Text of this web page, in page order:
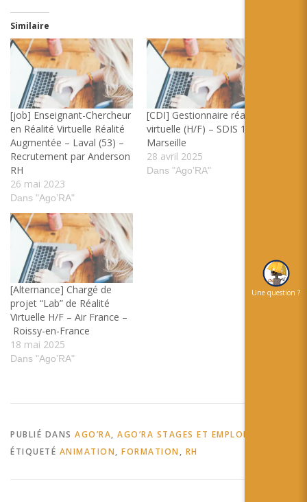
Similaire
[job] Enseignant-Chercheur
en Réalité Virtuelle Réalité
Augmentée – Laval (53) –
Recrutement par Anderson
RH
26 mai 2023
Dans "Ago’RA"
[CDI] Gestionnaire réalité
virtuelle (H/F) – SDIS 13 –
Marseille
28 avril 2025
Dans "Ago’RA"
[Alternance] Chargé de
projet “Lab” de Réalité
Virtuelle H/F – Air France –
Roissy-en-France
18 mai 2025
Dans "Ago’RA"
PUBLIÉ DANS AGO’RA, AGO’RA STAGES ET EMPLOIS
ÉTIQUETÉ ANIMATION, FORMATION , RH
Une question ?